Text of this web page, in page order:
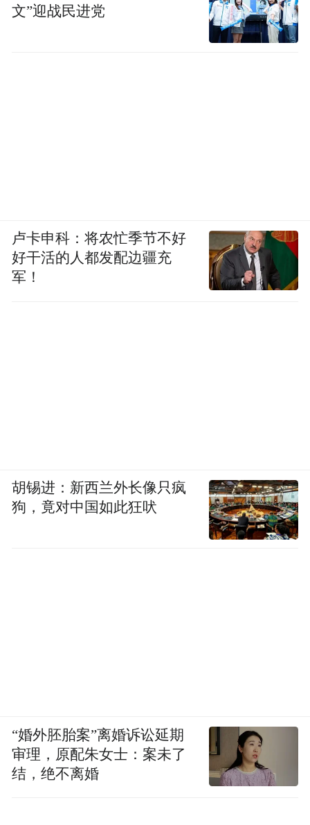
文”迎战民进党
卢卡申科：将农忙季节不好
好干活的人都发配边疆充
军！
胡锡进：新西兰外长像只疯
狗，竟对中国如此狂吠
“婚外胚胎案”离婚诉讼延期
审理，原配朱女士：案未了
结，绝不离婚